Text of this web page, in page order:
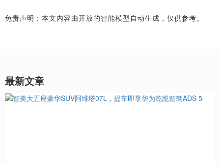
免责声明：本文内容由开放的智能模型自动生成，仅供参考。
最新文章